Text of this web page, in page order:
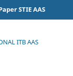
STIE AAS
ITB AAS